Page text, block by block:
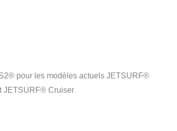
pour les modèles actuels JETSURF®
JETSURF® Cruiser